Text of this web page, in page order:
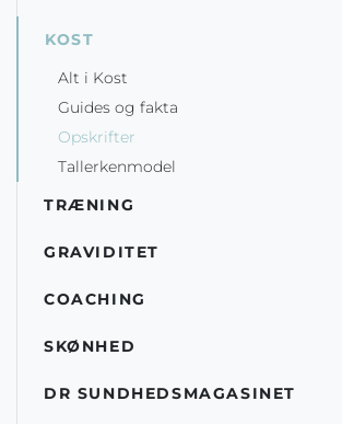
KOST
Alt i Kost
Guides og fakta
Opskrifter
Tallerkenmodel
TRÆNING
GRAVIDITET
COACHING
SKØNHED
DR SUNDHEDSMAGASINET